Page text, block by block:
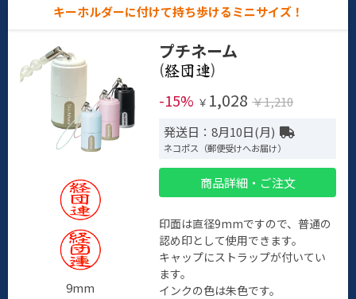
キーホルダーに付けて持ち歩けるミニサイズ！
9mm
プチネーム
(
)
-15% ￥ 1,028 ￥1,210
発送日：8月10日(月)
ネコポス（郵便受けへお届け）
商品詳細・ご注文
印面は直径9mmですので、普通の
認め印として使用できます。
キャップにストラップが付いてい
ます。
インクの色は朱色です。